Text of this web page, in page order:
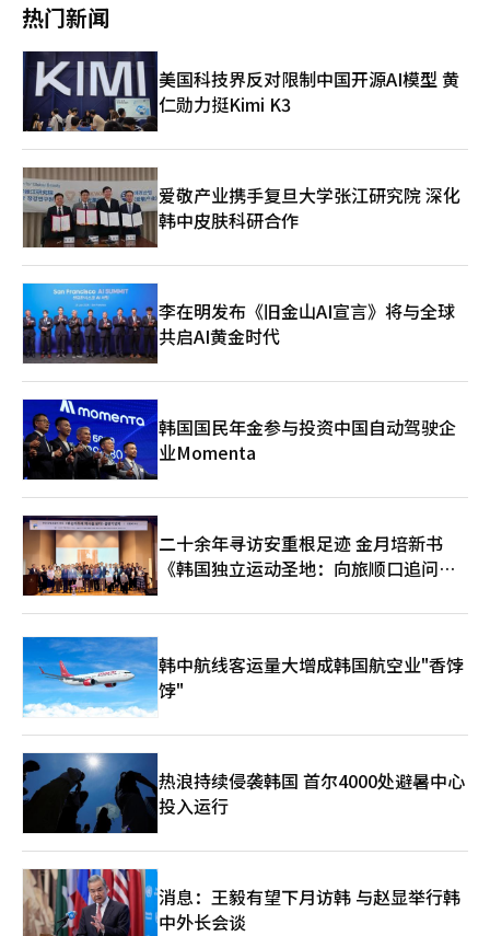
热门新闻
美国科技界反对限制中国开源AI模型 黄
仁勋力挺Kimi K3
爱敬产业携手复旦大学张江研究院 深化
韩中皮肤科研合作
李在明发布《旧金山AI宣言》将与全球
共启AI黄金时代
韩国国民年金参与投资中国自动驾驶企
业Momenta
二十余年寻访安重根足迹 金月培新书
《韩国独立运动圣地：向旅顺口追问历
韩中航线客运量大增成韩国航空业"香饽
饽"
热浪持续侵袭韩国 首尔4000处避暑中心
投入运行
消息：王毅有望下月访韩 与赵显举行韩
中外长会谈